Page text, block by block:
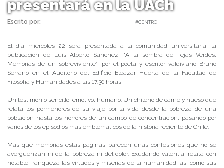
presentará en la UACh
Escrito por: #CENTRO
El día miércoles 22 será presentada a la comunidad universitaria, la
publicación de Luis Alberto Sánchez, “A la sombra de Tejas Verdes,
Memorias de un sobreviviente”, por el poeta y escritor valdiviano Bruno
Serrano en el Auditorio del Edificio Eleazar Huerta de la Facultad de
Filosofía y Humanidades a las 17:30 horas
Un testimonio sencillo, emotivo, humano. Un chileno de carne y hueso que
relata los pormenores de su viaje por la vida desde la pobreza de una
población hasta los horrores de un campo de concentración, pasando por
varios de los episodios mas emblemáticos de la historia reciente de Chile.
Más que memorias estas páginas parecen unas confesiones que no se
avergüenzan ni de la pobreza ni del dolor. Exudando valentía, relata con
notable franqueza las virtudes y miserias de la humanidad, así como sus